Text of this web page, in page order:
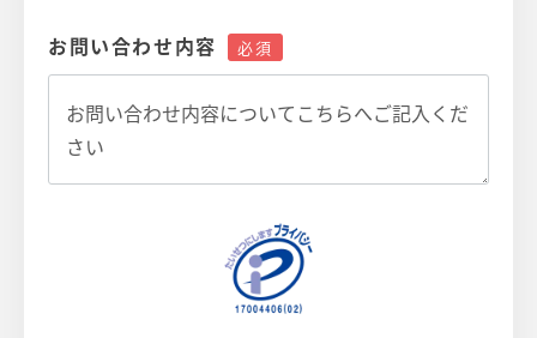
お問い合わせ内容